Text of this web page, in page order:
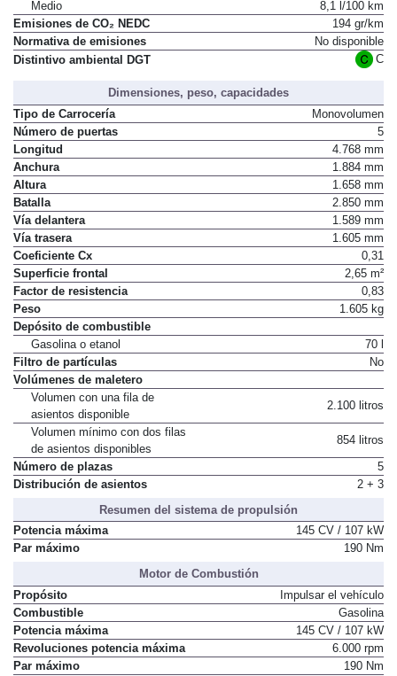
Medio
8,1 l/100 km
Emisiones de CO₂ NEDC
194 gr/km
Normativa de emisiones
No disponible
Distintivo ambiental DGT
C
Dimensiones, peso, capacidades
Tipo de Carrocería
Monovolumen
Número de puertas
5
Longitud
4.768 mm
Anchura
1.884 mm
Altura
1.658 mm
Batalla
2.850 mm
Vía delantera
1.589 mm
Vía trasera
1.605 mm
Coeficiente Cx
0,31
Superficie frontal
2,65 m²
Factor de resistencia
0,83
Peso
1.605 kg
Depósito de combustible
Gasolina o etanol
70 l
Filtro de partículas
No
Volúmenes de maletero
Volumen con una fila de
asientos disponible
2.100 litros
Volumen mínimo con dos filas
de asientos disponibles
854 litros
Número de plazas
5
Distribución de asientos
2 + 3
Resumen del sistema de propulsión
Potencia máxima
145 CV / 107 kW
Par máximo
190 Nm
Motor de Combustión
Propósito
Impulsar el vehículo
Combustible
Gasolina
Potencia máxima
145 CV / 107 kW
Revoluciones potencia máxima
6.000 rpm
Par máximo
190 Nm